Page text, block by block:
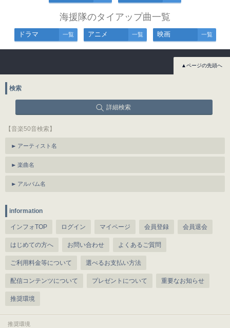
海援隊のタイアップ曲一覧
ドラマ 一覧 アニメ 一覧 映画 一覧
▲ページの先頭へ
検索
詳細検索
【音楽50音検索】
アーティスト名
楽曲名
アルバム名
information
インフォTOP ログイン マイページ 会員登録 会員退会
はじめての方へ お問い合わせ よくあるご質問
ご利用料金等について 選べるお支払い方法
配信コンテンツについて プレゼントについて 重要なお知らせ
推奨環境
推奨環境